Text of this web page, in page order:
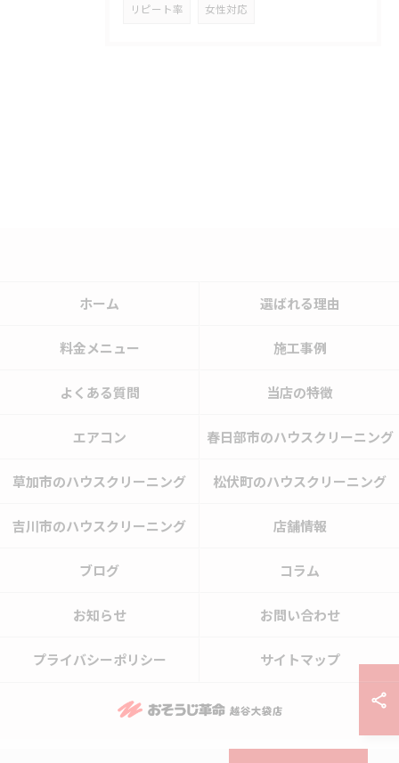
リピート率 女性対応
ホーム 選ばれる理由
料金メニュー 施工事例
よくある質問 当店の特徴
エアコン 春日部市のハウスクリーニング
草加市のハウスクリーニング 松伏町のハウスクリーニング
吉川市のハウスクリーニング 店舗情報
ブログ コラム
お知らせ お問い合わせ
プライバシーポリシー サイトマップ